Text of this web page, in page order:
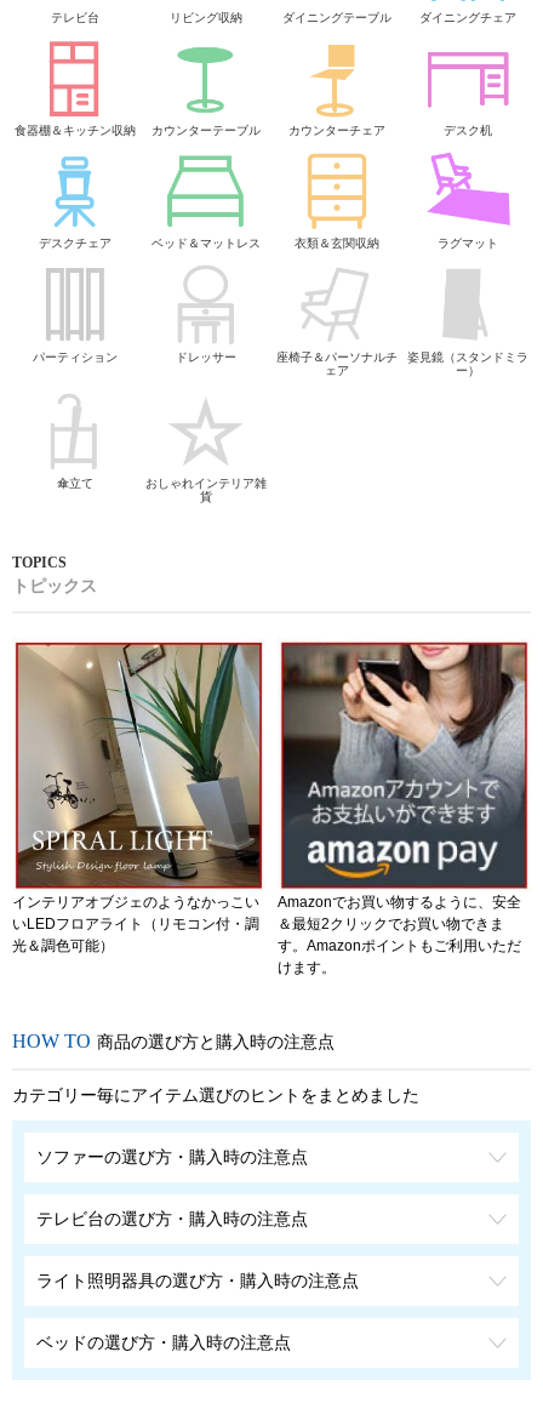
テレビ台 リビング収納 ダイニングテーブル ダイニングチェア
食器棚＆キッチン収納 カウンターテーブル カウンターチェア デスク机
デスクチェア ベッド＆マットレス 衣類＆玄関収納 ラグマット
パーティション ドレッサー
座椅子＆パーソナルチ
ェア
姿見鏡（スタンドミラ
ー）
傘立て
おしゃれインテリア雑
貨
トピックス
インテリアオブジェのようなかっこい
いLEDフロアライト（リモコン付・調
光＆調色可能）
Amazonでお買い物するように、安全
＆最短2クリックでお買い物できま
す。Amazonポイントもご利用いただ
けます。
商品の選び方と購入時の注意点
カテゴリー毎にアイテム選びのヒントをまとめました
ソファーの選び方・購入時の注意点
テレビ台の選び方・購入時の注意点
ライト照明器具の選び方・購入時の注意点
ベッドの選び方・購入時の注意点